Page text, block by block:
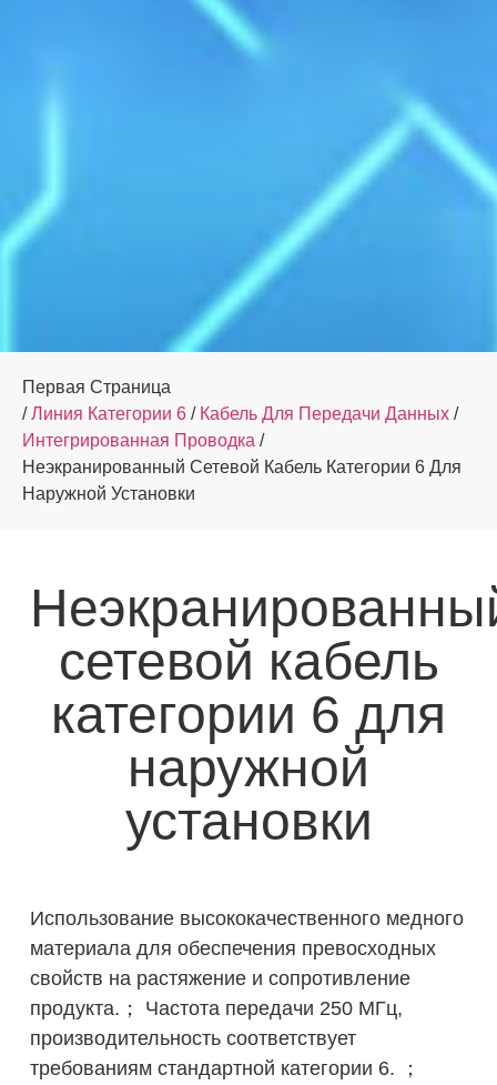
Первая Страница
/Линия Категории 6 / Кабель Для Передачи Данных /
Интегрированная Проводка /
Неэкранированный Сетевой Кабель Категории 6 Для
Наружной Установки
сетевой кабель
категории 6 для
наружной
установки
Использование высококачественного медного
материала для обеспечения превосходных
свойств на растяжение и сопротивление
продукта.； Частота передачи 250 МГц,
производительность соответствует
требованиям стандартной категории 6. ；